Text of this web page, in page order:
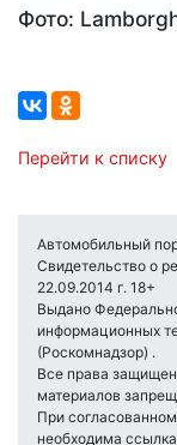
Фото:
Перейти к списку
Автомобильный
Свидетельство о
22.09.2014 г. 18+
Выдано
информационных
(Роскомнадзор) .
Все права
материалов
При
необходима